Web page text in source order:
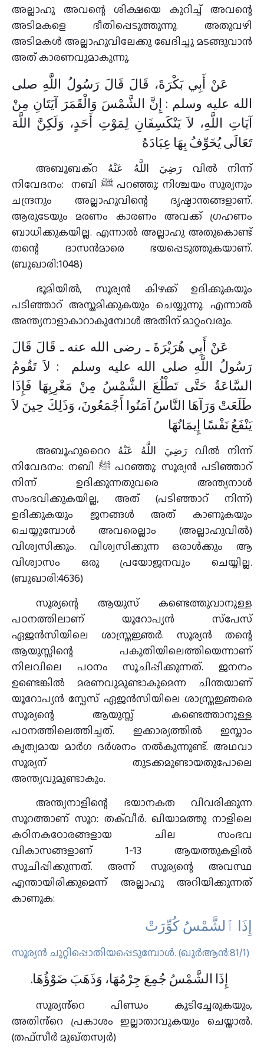
അല്ലാഹു അവന്റെ ശിക്ഷയെ കുറിച്ച് അവന്റെ
അടിമകളെ ഭീതിപ്പെടുത്തുന്നു. അതുവഴി
അടിമകൾ അല്ലാഹുവിലേക്കു ഖേദിച്ചു മടങ്ങുവാന്‍
അത് കാരണവുമാകുന്നു.
عَنْ أَبِي بَكْرَةَ، قَالَ قَالَ رَسُولُ اللَّهِ صلى
الله عليه وسلم : إِنَّ الشَّمْسَ وَالْقَمَرَ آيَتَانِ مِنْ
آيَاتِ اللَّهِ، لاَ يَنْكَسِفَانِ لِمَوْتِ أَحَدٍ، وَلَكِنَّ اللَّهَ
تَعَالَى يُخَوِّفُ بِهَا عِبَادَهُ ‏‏‏
അബൂബക്റ رَضِيَ اللَّهُ عَنْهُ വിൽ നിന്ന്
നിവേദനം: നബി ﷺ പറഞ്ഞു: നിശ്ചയം സൂര്യനും
ചന്ദ്രനും അല്ലാഹുവിന്റെ ദൃഷ്ടാന്തങ്ങളാണ്.
ആരുടേയും മരണം കാരണം അവക്ക് ഗ്രഹണം
ബാധിക്കുകയില്ല. എന്നാല്‍ അല്ലാഹു അതുകൊണ്ട്
തന്റെ ദാസന്‍മാരെ ഭയപ്പെടുത്തുകയാണ്.
(ബുഖാരി:1048)
ഭൂമിയിൽ, സൂര്യൻ കിഴക്ക് ഉദിക്കുകയും
പടിഞ്ഞാറ് അസ്തമിക്കുകയും ചെയ്യുന്നു. എന്നാൽ
അന്ത്യനാളാകാറാകുമ്പോൾ അതിന് മാറ്റംവരും.
عَنْ أَبِي هُرَيْرَةَ ـ رضى الله عنه ـ قَالَ قَالَ
رَسُولُ اللَّهِ صلى الله عليه وسلم ‏ : لاَ تَقُومُ
السَّاعَةُ حَتَّى تَطْلُعَ الشَّمْسُ مِنْ مَغْرِبِهَا فَإِذَا
طَلَعَتْ وَرَآهَا النَّاسُ آمَنُوا أَجْمَعُونَ، وَذَلِكَ حِينَ لاَ
يَنْفَعُ نَفْسًا إِيمَانُهَا
അബൂഹുറൈറ رَضِيَ اللَّهُ عَنْهُ വിൽ നിന്ന്
നിവേദനം: നബി ﷺ പറഞ്ഞു: സൂര്യൻ പടിഞ്ഞാറ്
നിന്ന് ഉദിക്കുന്നതുവരെ അന്ത്യനാൾ
സംഭവിക്കുകയില്ല, അത് (പടിഞ്ഞാറ് നിന്ന്)
ഉദിക്കുകയും ജനങ്ങൾ അത് കാണുകയും
ചെയ്യുമ്പോൾ അവരെല്ലാം (അല്ലാഹുവിൽ)
വിശ്വസിക്കും. വിശ്വസിക്കുന്ന ഒരാൾക്കും ആ
വിശ്വാസം ഒരു പ്രയോജനവും ചെയ്യില്ല.
(ബുഖാരി:4636)
സൂര്യന്റെ ആയുസ് കണ്ടെത്തുവാനുള്ള
പഠനത്തിലാണ് യൂറോപ്യന്‍ സ്‌പേസ്
ഏജന്‍സിയിലെ ശാസ്ത്രജ്ഞര്‍. സൂര്യൻ തന്റെ
ആയുസ്സിന്റെ പകുതിയിലെത്തിയെന്നാണ്
നിലവിലെ പഠനം സൂചിപ്പിക്കുന്നത്. ജനനം
ഉണ്ടെങ്കിൽ മരണവുമുണ്ടാകുമെന്ന ചിന്തയാണ്
യൂറോപ്യൻ സ്പേസ് ഏജൻസിയിലെ ശാസ്ത്രജ്ഞരെ
സൂര്യന്റെ ആയുസ്സ് കണ്ടെത്താനുള്ള
പഠനത്തിലെത്തിച്ചത്. ഇക്കാര്യത്തിൽ ഇസ്ലാം
കൃത്യമായ മാര്‍ഗ ദര്‍ശനം നൽകുന്നുണ്ട്. അഥവാ
സൂര്യന് തുടക്കമുണ്ടായതുപോലെ
അന്ത്യവുമുണ്ടാകും.
അന്ത്യനാളിന്റെ ഭയാനകത വിവരിക്കുന്ന
സൂറത്താണ് സൂറ: തക്‌വീർ. ഖിയാമത്തു നാളിലെ
കഠിനകഠോരങ്ങളായ ചില സംഭവ
വികാസങ്ങളാണ് 1-13 ആയത്തുകളിൽ
സൂചിപ്പിക്കുന്നത്. അന്ന് സൂര്യന്റെ അവസ്ഥ
എന്തായിരിക്കുമെന്ന് അല്ലാഹു അറിയിക്കുന്നത്
കാണുക:
إِذَا ٱلشَّمْسُ كُوِّرَتْ
സൂര്യന്‍ ചുറ്റിപ്പൊതിയപ്പെടുമ്പോള്‍. (ഖുർആൻ:81/1)
إِذَا الشَّمْسُ جُمِعَ جِرْمُهَا، وَذَهَبَ ضَوْؤُهَا.
സൂര്യൻ്റെ പിണ്ഡം കൂടിച്ചേരുകയും,
അതിൻ്റെ പ്രകാശം ഇല്ലാതാവുകയും ചെയ്താൽ.
(തഫ്സീർ മുഖ്തസ്വർ)